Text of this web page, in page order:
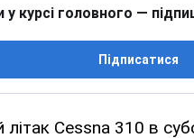
курсі головного —
Підписатися
Cessna 310 в